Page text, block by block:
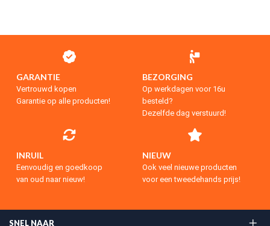
GARANTIE
Vertrouwd kopen
Garantie op alle producten!
BEZORGING
Op werkdagen voor 16u
besteld?
Dezelfde dag verstuurd!
INRUIL
Eenvoudig en goedkoop
van oud naar nieuw!
NIEUW
Ook veel nieuwe producten
voor een tweedehands prijs!
SNEL NAAR